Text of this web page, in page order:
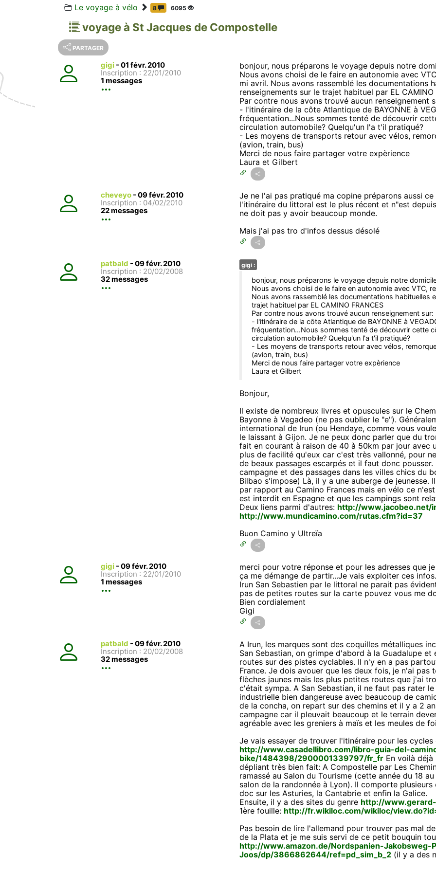
Le voyage à vélo
8 6095
voyage à St Jacques de Compostelle
PARTAGER
gigi - 01 févr. 2010
Inscription : 22/01/2010
1 messages
bonjour, nous préparons le voyage depuis notre
Nous avons choisi de le faire en autonomie avec
mi avril. Nous avons rassemblé les documentations
renseignements sur le trajet habituel par EL CAMINO
Par contre nous avons trouvé aucun renseignement
- l'itinéraire de la côte Atlantique de BAYONNE à
fréquentation...Nous sommes tenté de découvrir
circulation automobile? Quelqu'un l'a t'il pratiqué?
- Les moyens de transports retour avec vélos,
(avion, train, bus)
Merci de nous faire partager votre expèrience
Laura et Gilbert
cheveyo - 09 févr. 2010
Inscription : 04/02/2010
22 messages
Je ne l'ai pas pratiqué ma copine préparons aussi
l'itinéraire du littoral est le plus récent et n"est
ne doit pas y avoir beaucoup monde.
Mais j'ai pas tro d'infos dessus désolé
patbald - 09 févr. 2010
Inscription : 20/02/2008
32 messages
gigi :
bonjour, nous préparons le voyage depuis notre
Nous avons choisi de le faire en autonomie avec VTC,
Nous avons rassemblé les documentations habituelles
trajet habituel par EL CAMINO FRANCES
Par contre nous avons trouvé aucun renseignement sur:
- l'itinéraire de la côte Atlantique de BAYONNE à
fréquentation...Nous sommes tenté de découvrir cette
circulation automobile? Quelqu'un l'a t'il pratiqué?
- Les moyens de transports retour avec vélos,
(avion, train, bus)
Merci de nous faire partager votre expèrience
Laura et Gilbert
Bonjour,
Il existe de nombreux livres et opuscules sur le
Bayonne à Vegadeo (ne pas oublier le "e").
international de Irun (ou Hendaye, comme vous
le laissant à Gijon. Je ne peux donc parler que du
fait en courant à raison de 40 à 50km par jour avec
plus de facilité qu'eux car c'est très vallonné, pour
de beaux passages escarpés et il faut donc
campagne et des passages dans les villes chics du
Bilbao s'impose) Là, il y a une auberge de
par rapport au Camino Frances mais en vélo ce
est interdit en Espagne et que les campings sont
Deux liens parmi d'autres: http://www.jacobeo.net/
http://www.mundicamino.com/rutas.cfm?id=37
Buon Camino y Ultreïa
gigi - 09 févr. 2010
Inscription : 22/01/2010
1 messages
merci pour votre réponse et pour les adresses que
ça me démange de partir...Je vais exploiter ces infos.
Irun San Sebastien par le littoral ne parait pas
pas de petites routes sur la carte pouvez vous me
Bien cordialement
Gigi
patbald - 09 févr. 2010
Inscription : 20/02/2008
32 messages
A Irun, les marques sont des coquilles métalliques
San Sebastian, on grimpe d'abord à la Guadalupe
routes sur des pistes cyclables. Il n'y en a pas
France. Je dois avouer que les deux fois, je n'ai pas
flèches jaunes mais les plus petites routes que j'ai
c'était sympa. A San Sebastian, il ne faut pas rater
industrielle bien dangereuse avec beaucoup de
de la concha, on repart sur des chemins et il y a 2
campagne car il pleuvait beaucoup et le terrain
agréable avec les greniers à maïs et les meules de
Je vais essayer de trouver l'itinéraire pour les
http://www.casadellibro.com/libro-guia-del-
bike/1484398/2900001339797/fr_fr En voilà déjà
dépliant très bien fait: A Compostelle par Les
ramassé au Salon du Tourisme (cette année du 18
salon de la randonnée à Lyon). Il comporte
doc sur les Asturies, la Cantabrie et enfin la Galice.
Ensuite, il y a des sites du genre http://
1ère fouille: http://fr.wikiloc.com/wikiloc/
Pas besoin de lire l'allemand pour trouver pas mal
de la Plata et je me suis servi de ce petit bouquin
http://www.amazon.de/Nordspanien-Jakobsweg-
Joos/dp/3866862644/ref=pd_sim_b_2 (il y a des